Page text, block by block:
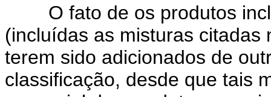
O fato de os produtos
(incluídas as misturas citadas
terem sido adicionados de
classificação, desde que tais